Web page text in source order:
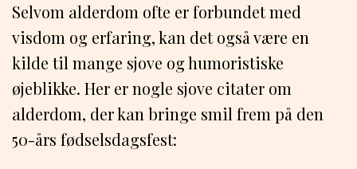
Selvom alderdom ofte er forbundet med
visdom og erfaring, kan det også være en
kilde til mange sjove og humoristiske
øjeblikke. Her er nogle sjove citater om
alderdom, der kan bringe smil frem på den
50-års fødselsdagsfest: